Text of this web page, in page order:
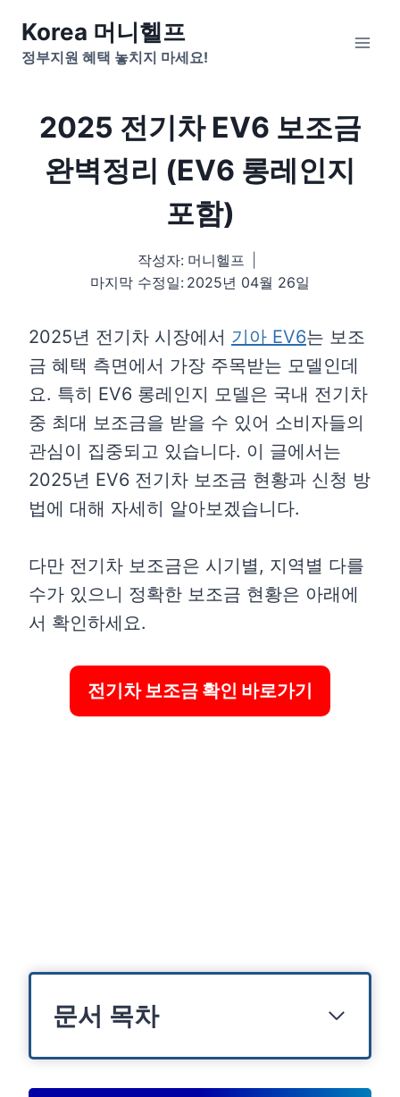
content
Korea 머니헬프
정부지원 혜택 놓치지 마세요!
2025 전기차 EV6 보조금
완벽정리 (EV6 롱레인지
포함)
작성자: 머니헬프
마지막 수정일: 2025년 04월 26일
2025년 전기차 시장에서 기아 EV6는 보조
금 혜택 측면에서 가장 주목받는 모델인데
요. 특히 EV6 롱레인지 모델은 국내 전기차
중 최대 보조금을 받을 수 있어 소비자들의
관심이 집중되고 있습니다. 이 글에서는
2025년 EV6 전기차 보조금 현황과 신청 방
법에 대해 자세히 알아보겠습니다.
다만 전기차 보조금은 시기별, 지역별 다를
수가 있으니 정확한 보조금 현황은 아래에
서 확인하세요.
전기차 보조금 확인 바로가기
문서 목차